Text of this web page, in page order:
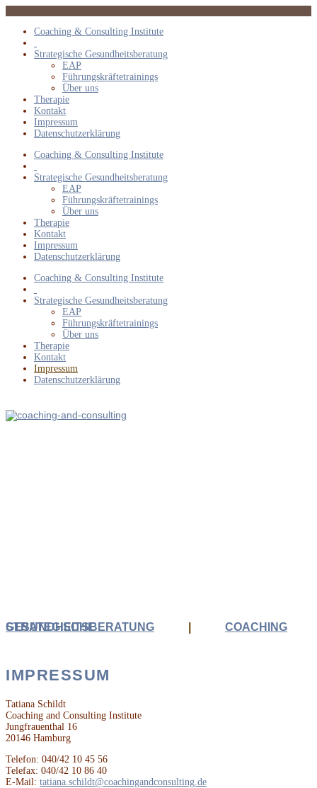
Coaching & Consulting Institute
Strategische Gesundheitsberatung
EAP
Führungskräftetrainings
Über uns
Therapie
Kontakt
Impressum
Datenschutzerklärung
Coaching & Consulting Institute
Strategische Gesundheitsberatung
EAP
Führungskräftetrainings
Über uns
Therapie
Kontakt
Impressum
Datenschutzerklärung
Coaching & Consulting Institute
Strategische Gesundheitsberatung
EAP
Führungskräftetrainings
Über uns
Therapie
Kontakt
Impressum
Datenschutzerklärung
STRATEGISCHE GESUNDHEITSBERATUNG COACHING
IMPRESSUM
Tatiana Schildt
Coaching and Consulting Institute
Jungfrauenthal 16
20146 Hamburg
Telefon: 040/42 10 45 56
Telefax: 040/42 10 86 40
E-Mail: tatiana.schildt@coachingandconsulting.de